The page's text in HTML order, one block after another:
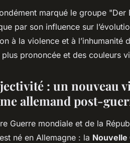
marqué le groupe "Der
par son influence sur
à la violence et à l’inhumanité
prononcée et des couleurs
: un nouveau
allemand post-
Guerre mondiale et de la
né en Allemagne : la Nouvelle